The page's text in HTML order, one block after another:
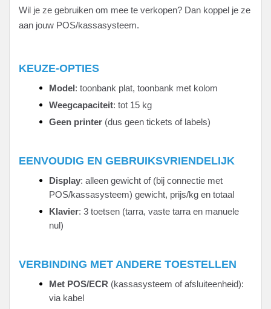
Wil je ze gebruiken om mee te verkopen? Dan koppel je ze
aan jouw POS/kassasysteem.
KEUZE-OPTIES
Model: toonbank plat, toonbank met kolom
Weegcapaciteit: tot 15 kg
Geen printer (dus geen tickets of labels)
EENVOUDIG EN GEBRUIKSVRIENDELIJK
Display: alleen gewicht of (bij connectie met
POS/kassasysteem) gewicht, prijs/kg en totaal
Klavier: 3 toetsen (tarra, vaste tarra en manuele
nul)
VERBINDING MET ANDERE TOESTELLEN
Met POS/ECR (kassasysteem of afsluiteenheid):
via kabel